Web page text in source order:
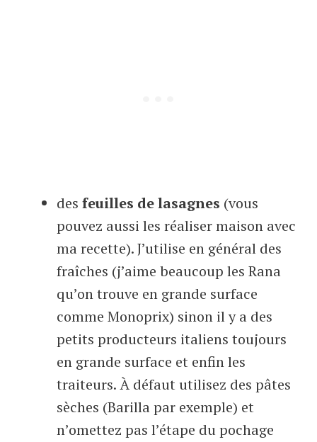
des feuilles de lasagnes (vous
pouvez aussi les réaliser maison avec
ma recette). J’utilise en général des
fraîches (j’aime beaucoup les Rana
qu’on trouve en grande surface
comme Monoprix) sinon il y a des
petits producteurs italiens toujours
en grande surface et enfin les
traiteurs. À défaut utilisez des pâtes
sèches (Barilla par exemple) et
n’omettez pas l’étape du pochage